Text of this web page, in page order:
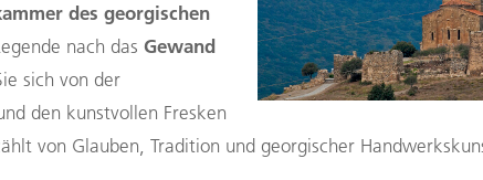
des georgischen
nach das Gewand
sich von der
den kunstvollen Fresken
von Glauben, Tradition und georgischer